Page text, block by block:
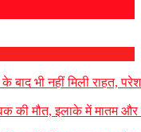
भी नहीं मिली राहत,
की मौत, इलाके में मातम